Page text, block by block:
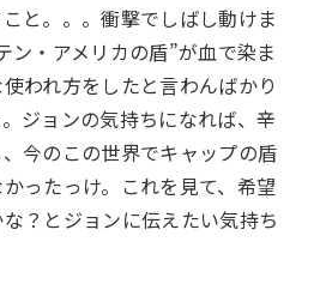
と。。。衝撃でしばし動けま
ン・アメリカの盾”が血で染ま
われ方をしたと言わんばかり
ジョンの気持ちになれば、辛
今のこの世界でキャップの盾
ったっけ。これを見て、希望
？とジョンに伝えたい気持ち